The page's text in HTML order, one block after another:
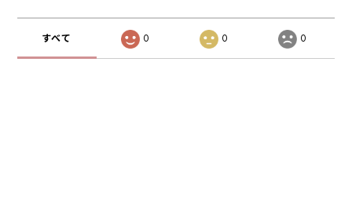
すべて 0 0 0